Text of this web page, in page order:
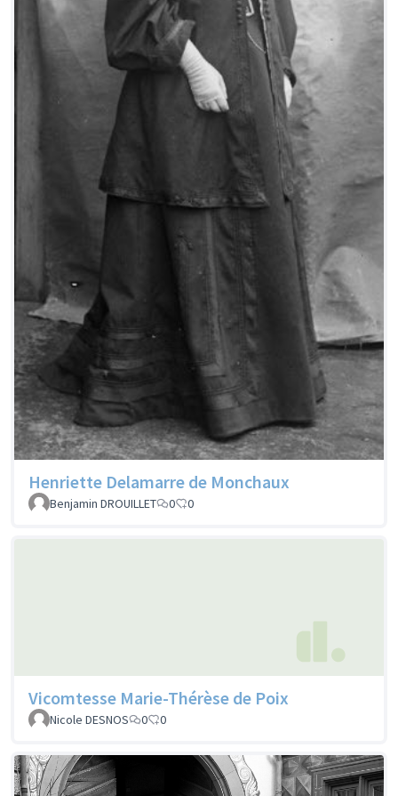
Henriette Delamarre de Monchaux
Benjamin DROUILLET 0 0
Vicomtesse Marie-Thérèse de Poix
Nicole DESNOS 0 0